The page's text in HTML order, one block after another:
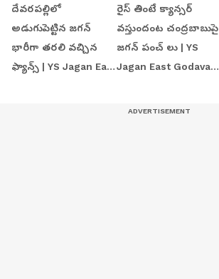
దేవరపల్లిలో
అడుగుపెట్టిన జగన్
భారీగా తరలి వచ్చిన
ఫ్యాన్స్ | YS Jagan East
రైస్ తింటే క్యాన్సర్
వస్తుందంట చంద్రబాబుపై
జగన్ పంచ్ లు | YS
Jagan East Godavari